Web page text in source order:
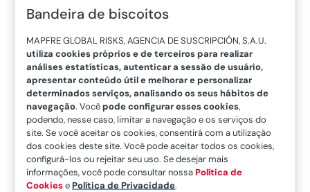
Como explicamosem um artigo recente, seu uso
é transversal e essencial para a economia
global, já que é fundamental em muitos setores
estratégicos. Por isso, é preciso regular seu uso
e logística para adaptá-lo aos padrões de
sustentabilidade exigidos pela indústria atual.
Atualmente, informar sobre odespejo desse
tipo de material no mar nem sequer é
obrigatório em águas internacionais, motivo pelo
Bandeira de biscoitos
MAPFRE GLOBAL RISKS, AGENCIA DE SUSCRIPCIÓN, S.A.U.
utiliza cookies próprios e de terceiros para realizar
análises estatísticas, autenticar a sessão de usuário,
apresentar conteúdo útil e melhorar e personalizar
determinados serviços, analisando os seus hábitos de
navegação. Vocêpode configurar esses cookies,
podendo, nesse caso, limitar a navegação e os serviços do
site. Se você aceitar os cookies, consentirá com a utilização
dos cookies deste site. Você pode aceitar todos os cookies,
configurá-los ou rejeitar seu uso. Se desejar mais
informações, você pode consultar nossaPolítica de
CookiesePolítica de Privacidade.